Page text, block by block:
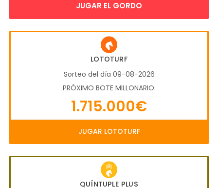
JUGAR EL GORDO
LOTOTURF
Sorteo del día 09-08-2026
PRÓXIMO BOTE MILLONARIO:
1.715.000€
JUGAR LOTOTURF
QUÍNTUPLE PLUS